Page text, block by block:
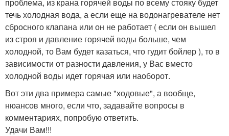
течь холодная вода, а если еще на водонагревателе нет
сбросного клапана или он не работает ( если он вышел
из строя и давление горячей воды больше, чем
холодной, то Вам будет казаться, что гудит бойлер ), то в
зависимости от разности давления, у Вас вместо
холодной воды идет горячая или наоборот.
Вот эти два примера самые "ходовые", а вообще,
нюансов много, если что, задавайте вопросы в
комментариях, попробую ответить.
Удачи Вам!!!